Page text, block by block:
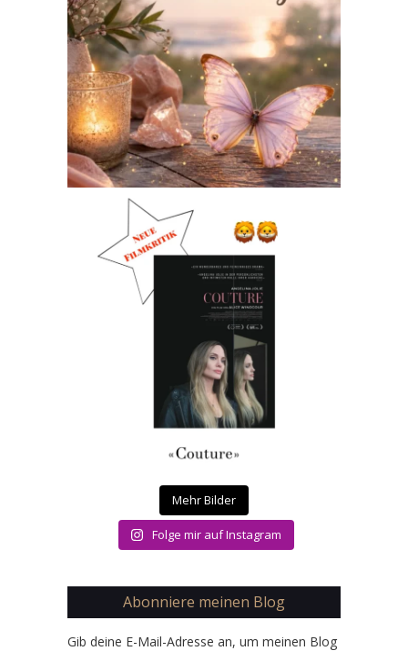
Mehr Bilder
Folge mir auf Instagram
Abonniere meinen Blog
Gib deine E-Mail-Adresse an, um meinen Blog